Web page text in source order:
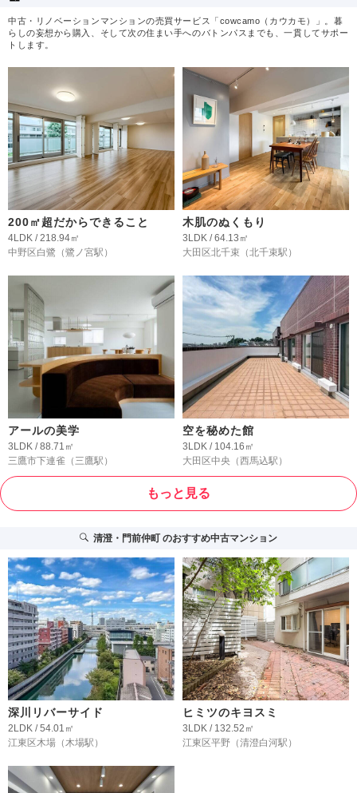
中古・リノベーションマンションの売買サービス「cowcamo（カウカモ）」。暮
らしの妄想から購入、そして次の住まい手へのバトンパスまでも、一貫してサポー
トします。
200㎡超だからできること
4LDK / 218.94㎡
中野区白鷺 （鷺ノ宮駅）
木肌のぬくもり
3LDK / 64.13㎡
大田区北千束 （北千束駅）
アールの美学
3LDK / 88.71㎡
三鷹市下連雀 （三鷹駅）
空を秘めた館
3LDK / 104.16㎡
大田区中央 （西馬込駅）
もっと見る
清澄・門前仲町のおすすめ中古マンション
深川リバーサイド
2LDK / 54.01㎡
江東区木場 （木場駅）
ヒミツのキヨスミ
3LDK / 132.52㎡
江東区平野 （清澄白河駅）